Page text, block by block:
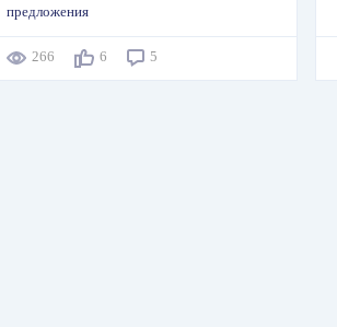
предложения
266 6 5